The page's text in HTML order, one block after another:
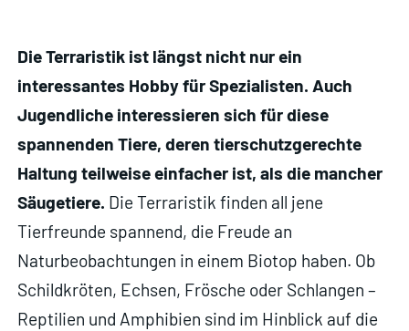
Die Terraristik ist längst nicht nur ein
interessantes Hobby für Spezialisten. Auch
Jugendliche interessieren sich für diese
spannenden Tiere, deren tierschutzgerechte
Haltung teilweise einfacher ist, als die mancher
Säugetiere. Die Terraristik finden all jene
Tierfreunde spannend, die Freude an
Naturbeobachtungen in einem Biotop haben. Ob
Schildkröten, Echsen, Frösche oder Schlangen –
Reptilien und Amphibien sind im Hinblick auf die